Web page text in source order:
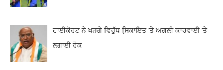
ਹਾਈਕੋਰਟ ਨੇ ਖੜਗੇ ਵਿਰੁੱਧ ਸਿ਼ਕਾਇਤ ‘ਤੇ ਅਗਲੀ ਕਾਰਵਾਈ ‘ਤੇ
ਲਗਾਈ ਰੋਕ